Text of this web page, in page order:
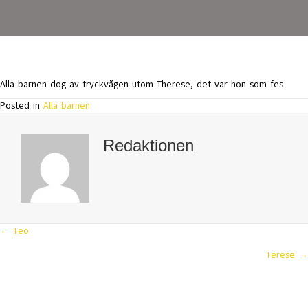
Alla barnen dog av tryckvågen utom Therese, det var hon som fes
Posted in Alla barnen
Redaktionen
Posts
← Teo
Terese →